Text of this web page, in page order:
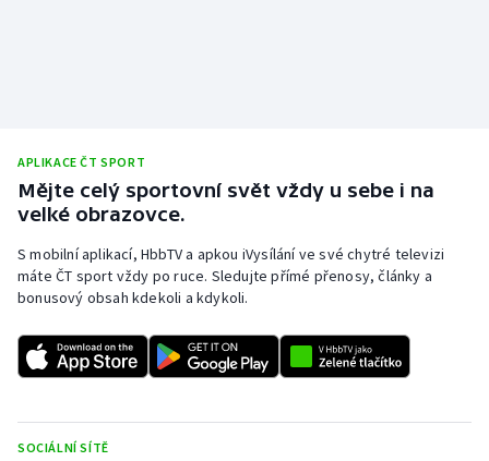
APLIKACE ČT SPORT
Mějte celý sportovní svět vždy u sebe i na
velké obrazovce.
S mobilní aplikací, HbbTV a apkou iVysílání ve své chytré televizi
máte ČT sport vždy po ruce. Sledujte přímé přenosy, články a
bonusový obsah kdekoli a kdykoli.
SOCIÁLNÍ SÍTĚ